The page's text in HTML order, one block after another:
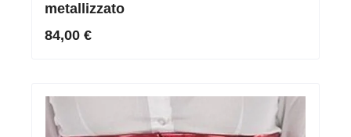
metallizzato
84,00 €